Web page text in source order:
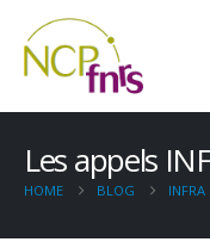
Les appels
HOME BLOG INFRA